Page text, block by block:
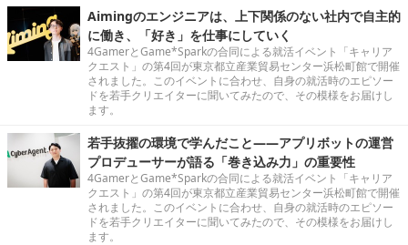
Aimingのエンジニアは、上下関係のない社内で自主的
に働き、「好き」を仕事にしていく
4GamerとGame*Sparkの合同による就活イベント「キャリア
クエスト」の第4回が東京都立産業貿易センター浜松町館で開催
されました。このイベントに合わせ、自身の就活時のエピソー
ドを若手クリエイターに聞いてみたので、その模様をお届けし
ます。
若手抜擢の環境で学んだこと――アプリボットの運営
プロデューサーが語る「巻き込み力」の重要性
4GamerとGame*Sparkの合同による就活イベント「キャリア
クエスト」の第4回が東京都立産業貿易センター浜松町館で開催
されました。このイベントに合わせ、自身の就活時のエピソー
ドを若手クリエイターに聞いてみたので、その模様をお届けし
ます。